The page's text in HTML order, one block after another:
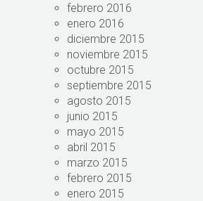
febrero 2016
enero 2016
diciembre 2015
noviembre 2015
octubre 2015
septiembre 2015
agosto 2015
junio 2015
mayo 2015
abril 2015
marzo 2015
febrero 2015
enero 2015